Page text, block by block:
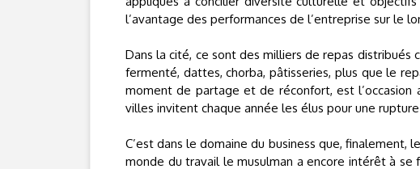
l’avantage des performances de l’entreprise sur le
Dans la cité, ce sont des milliers de repas distribués
fermenté, dattes, chorba, pâtisseries, plus que le
moment de partage et de réconfort, est l’occasion
villes invitent chaque année les élus pour une
C’est dans le domaine du business que, finalement,
monde du travail le musulman a encore intérêt à